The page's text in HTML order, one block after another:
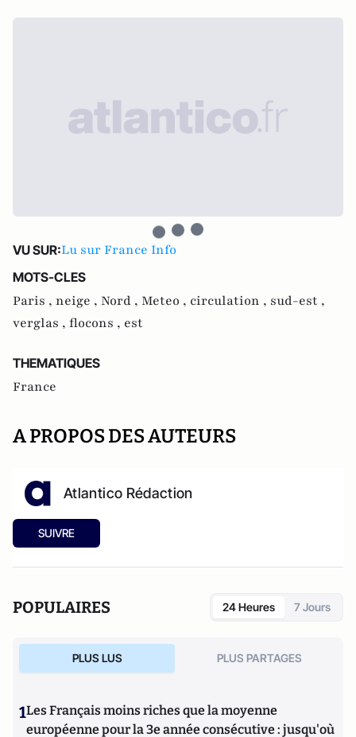
VU SUR:Lu sur France Info
MOTS-CLES
Paris , neige , Nord , Meteo , circulation , sud-est ,
verglas , flocons , est
THEMATIQUES
France
A PROPOS DES AUTEURS
Atlantico Rédaction
SUIVRE
POPULAIRES 24 Heures 7 Jours
PLUS LUS PLUS PARTAGES
1Les Français moins riches que la moyenne
européenne pour la 3e année consécutive : jusqu'où